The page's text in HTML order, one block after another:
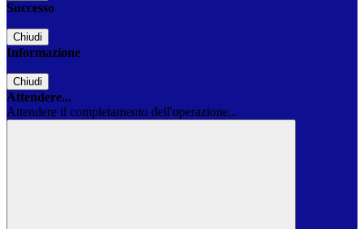
Successo
Chiudi
Informazione
Chiudi
Attendere...
Attendere il completamento dell'operazione...